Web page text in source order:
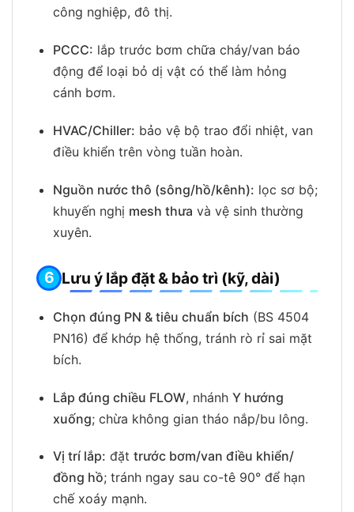
công nghiệp, đô thị.
PCCC: lắp trước bơm chữa cháy/van báo
động để loại bỏ dị vật có thể làm hỏng
cánh bơm.
HVAC/Chiller: bảo vệ bộ trao đổi nhiệt, van
điều khiển trên vòng tuần hoàn.
Nguồn nước thô (sông/hồ/kênh): lọc sơ bộ;
khuyến nghị mesh thưa và vệ sinh thường
xuyên.
Lưu ý lắp đặt & bảo trì (kỹ, dài)
Chọn đúng PN & tiêu chuẩn bích (BS 4504
PN16) để khớp hệ thống, tránh rò rỉ sai mặt
bích.
Lắp đúng chiều FLOW, nhánh Y hướng
xuống; chừa không gian tháo nắp/bu lông.
Vị trí lắp: đặt trước bơm/van điều khiển/
đồng hồ; tránh ngay sau co-tê 90° để hạn
chế xoáy mạnh.